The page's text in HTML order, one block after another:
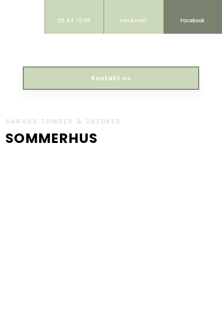
Kontakt os​
20 44 70 05 Send mail Facebook
AARHUS TØMRER & SNEDKER
​SOMMERHUS